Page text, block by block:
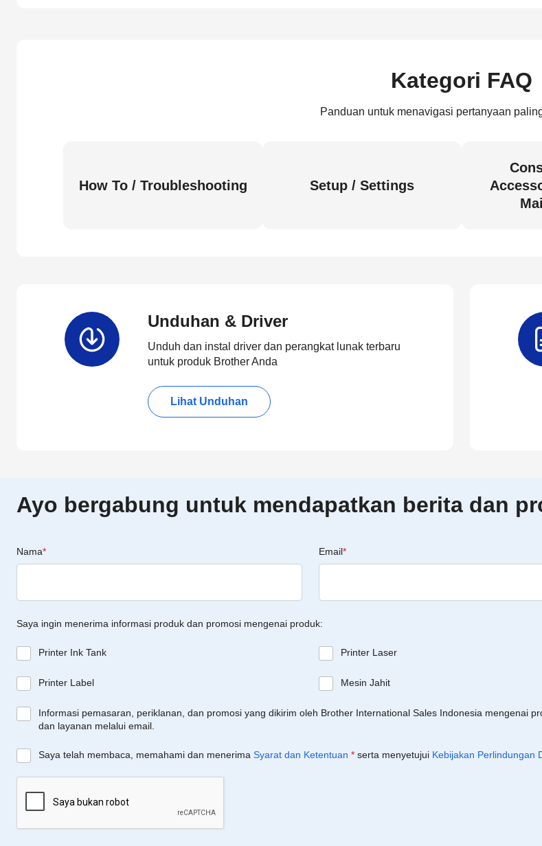
Kategori FAQ
Panduan untuk menavigasi pertanyaan
How To / Troubleshooting Setup / Settings
Unduhan & Driver
Unduh dan instal driver dan perangkat lunak terbaru
untuk produk Brother Anda
Lihat Unduhan
Ayo bergabung untuk mendapatkan berita dan
Nama* Email*
Saya ingin menerima informasi produk dan promosi mengenai produk:
Printer Ink Tank Printer Laser
Printer Label Mesin Jahit
Informasi pemasaran, periklanan, dan promosi yang dikirim oleh Brother International Sales Indonesia mengenai
dan layanan melalui email.
Saya telah membaca, memahami dan menerima Syarat dan Ketentuan * serta menyetujui Kebijakan Perlindungan